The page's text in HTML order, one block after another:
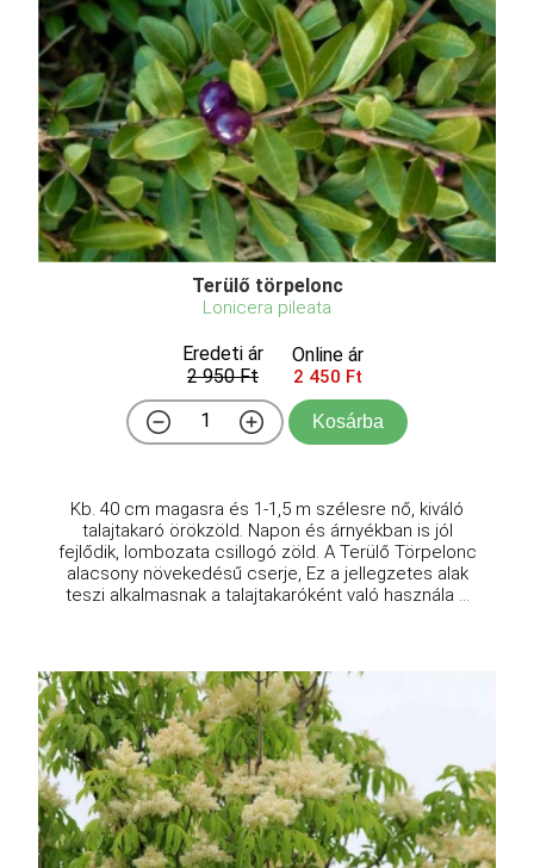
Terülő törpelonc
Lonicera pileata
Eredeti ár
2 950 Ft
Online ár
2 450 Ft
Kosárba
Kb. 40 cm magasra és 1-1,5 m szélesre nő, kiváló
talajtakaró örökzöld. Napon és árnyékban is jól
fejlődik, lombozata csillogó zöld. A Terülő Törpelonc
alacsony növekedésű cserje, Ez a jellegzetes alak
teszi alkalmasnak a talajtakaróként való használa ...